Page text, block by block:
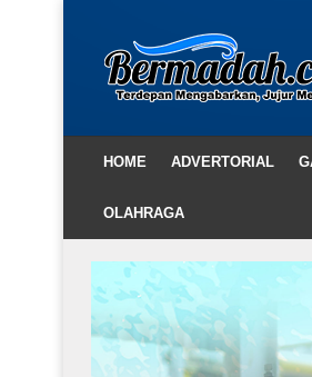
HOME ADVERTORIAL
OLAHRAGA